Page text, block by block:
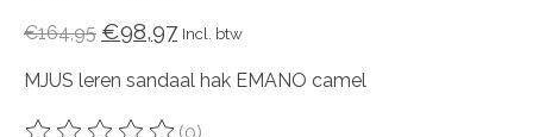
€164,95 €98,97 Incl. btw
MJUS leren sandaal hak EMANO camel